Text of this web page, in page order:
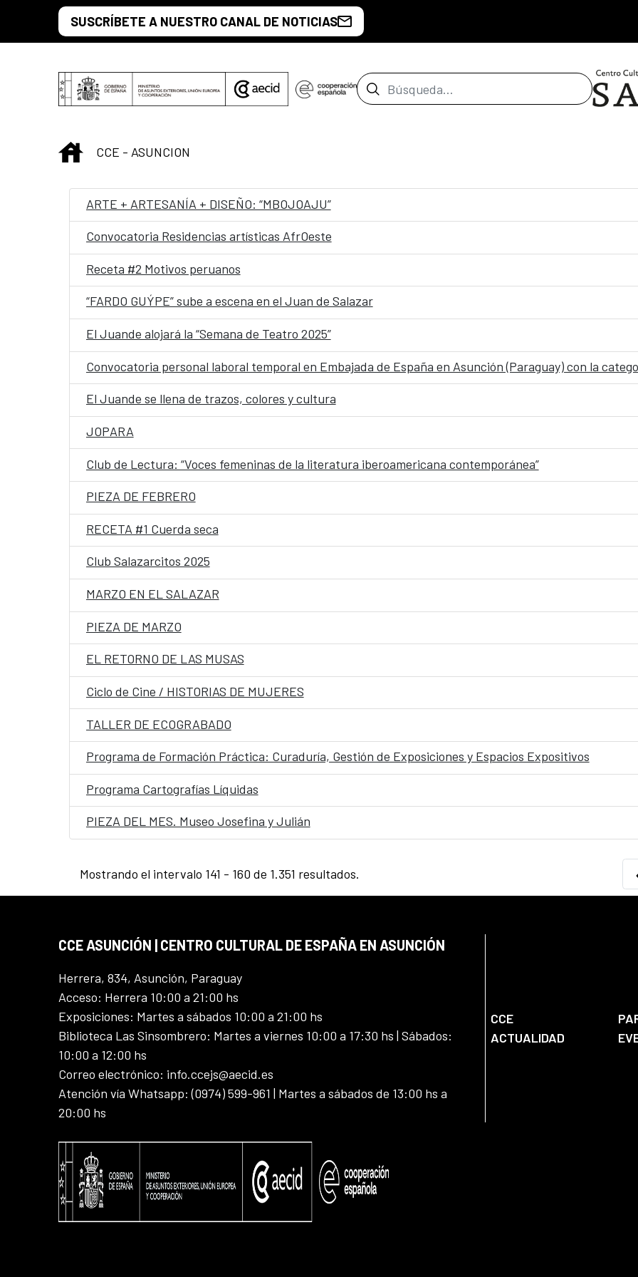
Saltar al contenido principal
SUSCRÍBETE A NUESTRO CANAL DE NOTICIAS
Barra de búsqueda
INICIO
CCE - ASUNCION
ARTE + ARTESANÍA + DISEÑO: “MBOJOAJU”
Convocatoria Residencias artísticas AfrOeste
Receta #2 Motivos peruanos
“FARDO GUÝPE” sube a escena en el Juan de Salazar
El Juande alojará la “Semana de Teatro 2025”
Convocatoria personal laboral temporal en Embajada de España en Asunción (Paraguay) con la
El Juande se llena de trazos, colores y cultura
JOPARA
Club de Lectura: “Voces femeninas de la literatura iberoamericana contemporánea”
PIEZA DE FEBRERO
RECETA #1 Cuerda seca
Club Salazarcitos 2025
MARZO EN EL SALAZAR
PIEZA DE MARZO
EL RETORNO DE LAS MUSAS
Ciclo de Cine / HISTORIAS DE MUJERES
TALLER DE ECOGRABADO
Programa de Formación Práctica: Curaduría, Gestión de Exposiciones y Espacios Expositivos
Programa Cartografías Líquidas
PIEZA DEL MES. Museo Josefina y Julián
Mostrando el intervalo 141 - 160 de 1.351 resultados.
CCE ASUNCIÓN | CENTRO CULTURAL DE ESPAÑA EN ASUNCIÓN
Herrera, 834, Asunción, Paraguay
Acceso: Herrera 10:00 a 21:00 hs
Exposiciones: Martes a sábados 10:00 a 21:00 hs
Biblioteca Las Sinsombrero: Martes a viernes 10:00 a 17:30 hs | Sábados:
10:00 a 12:00 hs
Correo electrónico: info.ccejs@aecid.es
Atención vía Whatsapp: (0974) 599-961 | Martes a sábados de 13:00 hs a
20:00 hs
CCE
ACTUALIDAD